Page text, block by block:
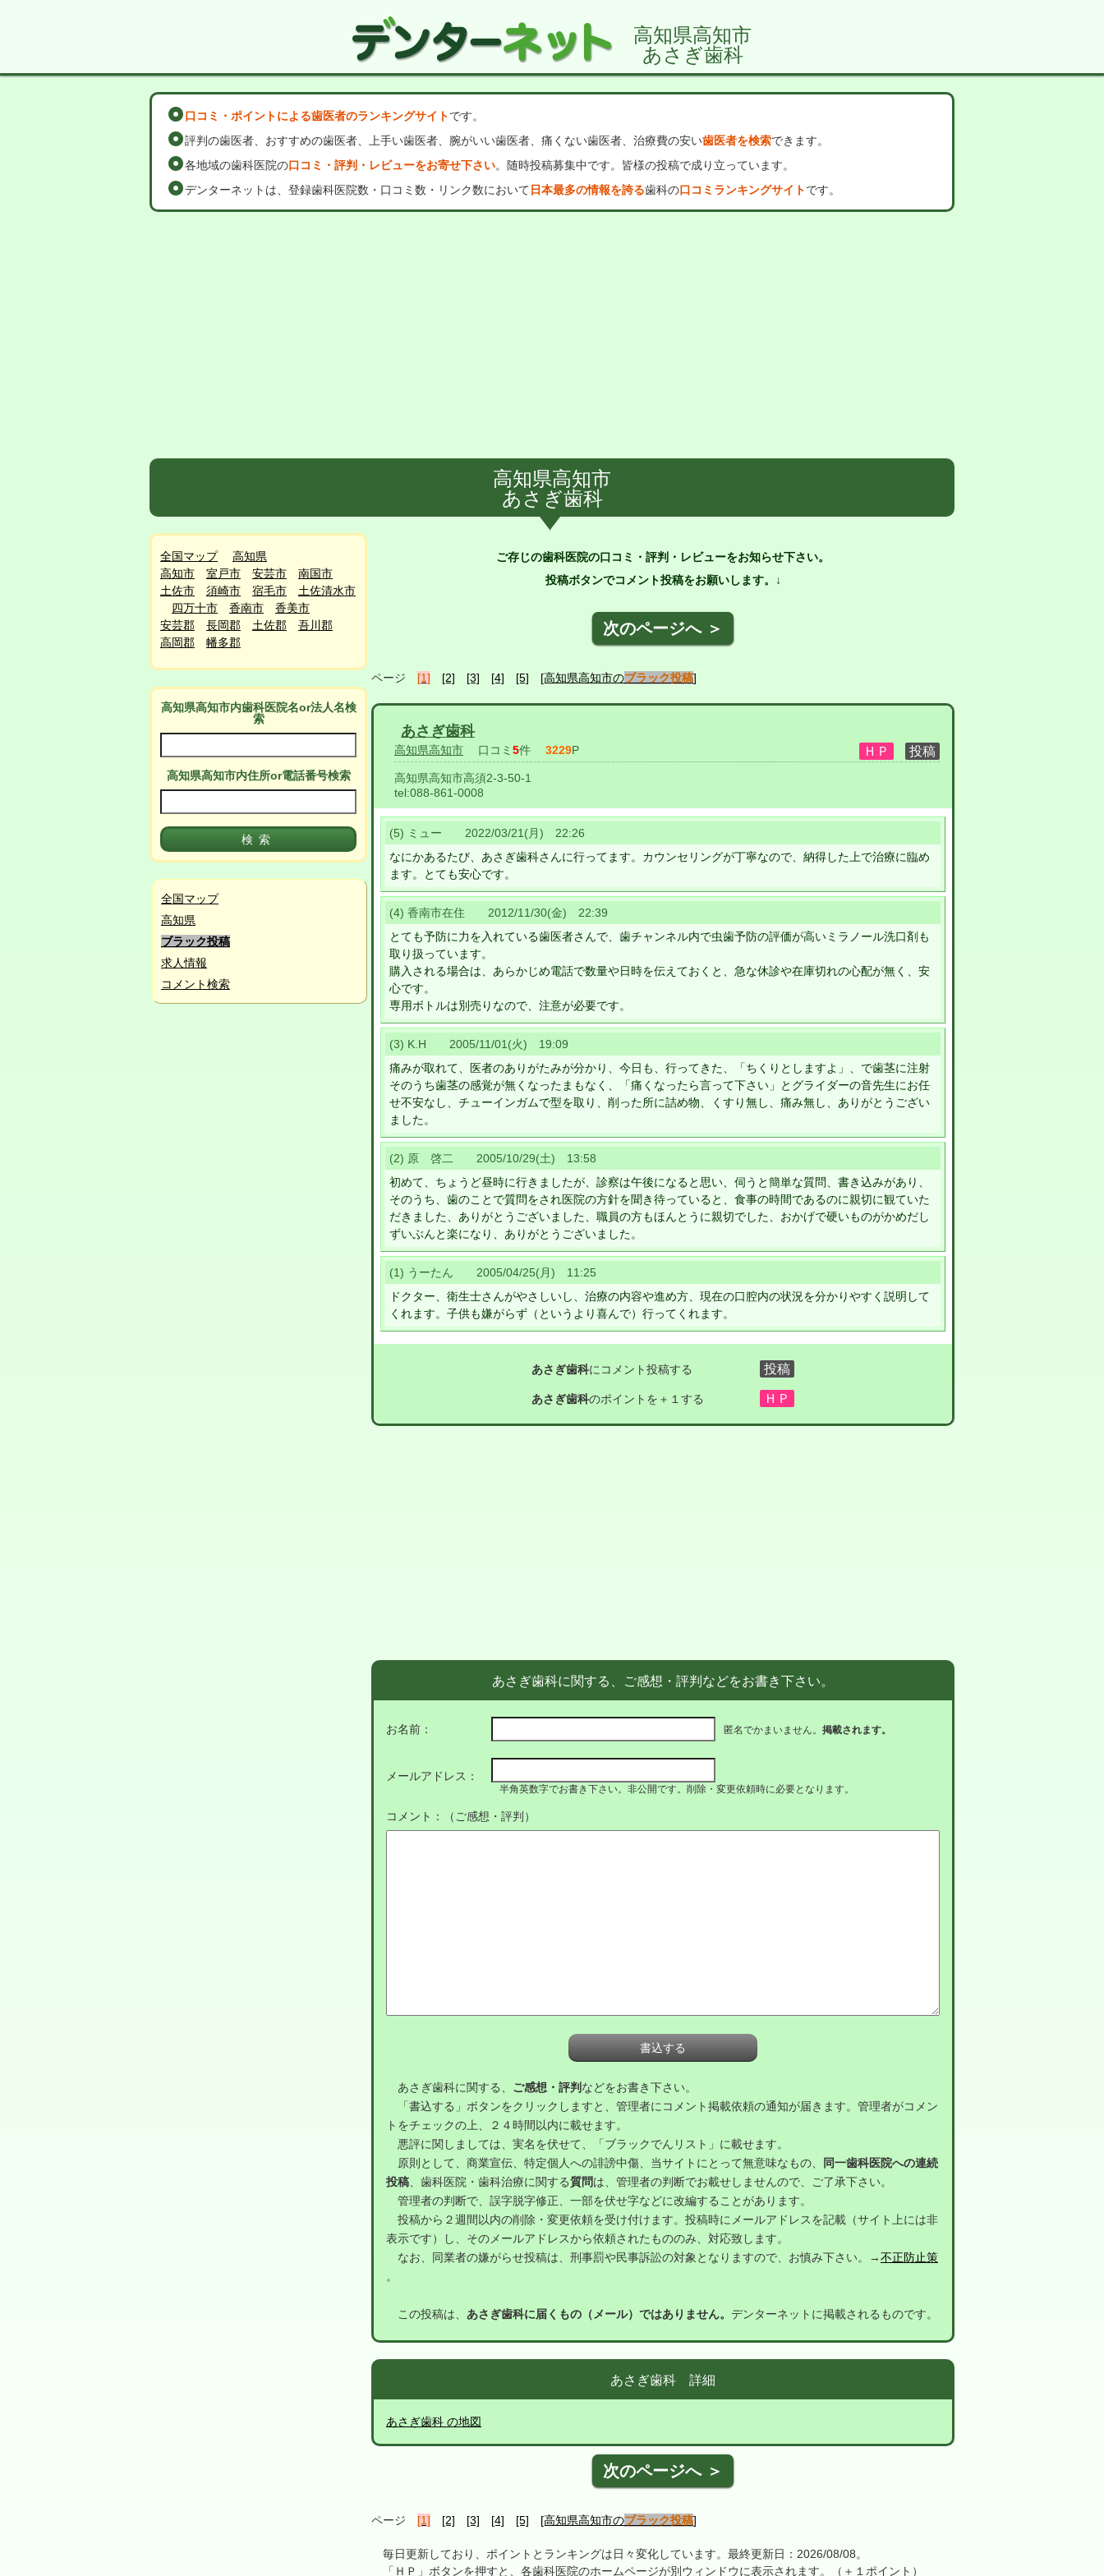
高知県高知市
あさぎ歯科
口コミ・ポイントによる歯医者のランキングサイトです。
評判の歯医者、おすすめの歯医者、上手い歯医者、腕がいい歯医者、痛くない歯医者、治療費の安い歯医者を検索できます。
各地域の歯科医院の口コミ・評判・レビューをお寄せ下さい。随時投稿募集中です。皆様の投稿で成り立っています。
デンターネットは、登録歯科医院数・口コミ数・リンク数において 日本最多の情報を誇る歯科の口コミランキングサイトです。
高知県高知市
あさぎ歯科
全国マップ
高知県
高知市
室戸市 安芸市
南国市
土佐市
須崎市 宿毛市
土佐清水市
四万十市
香南市
香美市
安芸郡
長岡郡 土佐郡
吾川郡
高岡郡
幡多郡
高知県高知市内歯科医院名or法人名検
索
高知県高知市内住所or電話番号検索
全国マップ
高知県
ブラック投稿
求人情報
コメント検索
ご存じの歯科医院の口コミ・評判・レビューをお知らせ下さい。
投稿ボタンでコメント投稿をお願いします。↓
次のページへ ＞
ページ [1] [2] [3] [4] [5] [高知県高知市のブラック投稿]
あさぎ歯科
高知県高知市 口コミ 5件 3229P
高知県高知市高須2-3-50-1
tel:088-861-0008
(5) ミュー 2022/03/21(月) 22:26
なにかあるたび、あさぎ歯科さんに行ってます。カウンセリングが丁寧なので、納得した上で治療に臨め
ます。とても安心です。
(4) 香南市在住 2012/11/30(金) 22:39
とても予防に力を入れている歯医者さんで、歯チャンネル内で虫歯予防の評価が高いミラノール洗口剤も
取り扱っています。
購入される場合は、あらかじめ電話で数量や日時を伝えておくと、急な休診や在庫切れの心配が無く、安
心です。
専用ボトルは別売りなので、注意が必要です。
(3) K.H 2005/11/01(火) 19:09
痛みが取れて、医者のありがたみが分かり、今日も、行ってきた、「ちくりとしますよ」、で歯茎に注射
そのうち歯茎の感覚が無くなったまもなく、「痛くなったら言って下さい」とグライダーの音先生にお任
せ不安なし、チューインガムで型を取り、削った所に詰め物、くすり無し、痛み無し、ありがとうござい
ました。
(2) 原 啓二 2005/10/29(土) 13:58
初めて、ちょうど昼時に行きましたが、診察は午後になると思い、伺うと簡単な質問、書き込みがあり、
そのうち、歯のことで質問をされ医院の方針を聞き待っていると、食事の時間であるのに親切に観ていた
だきました、ありがとうございました、職員の方もほんとうに親切でした、おかげで硬いものがかめだし
ずいぶんと楽になり、ありがとうございました。
(1) うーたん 2005/04/25(月) 11:25
ドクター、衛生士さんがやさしいし、治療の内容や進め方、現在の口腔内の状況を分かりやすく説明して
くれます。子供も嫌がらず（というより喜んで）行ってくれます。
あさぎ歯科にコメント投稿する
あさぎ歯科のポイントを＋１する
あさぎ歯科に関する、ご感想・評判などをお書き下さい。
お名前： 匿名でかまいません。 掲載されます。
メールアドレス：
半角英数字でお書き下さい。非公開です。削除・変更依頼時に必要となります。
コメント：（ご感想・評判）
あさぎ歯科に関する、 ご感想・評判 などをお書き下さい。
「書込する」ボタンをクリックしますと、管理者にコメント掲載依頼の通知が届きます。管理者がコメン
トをチェックの上、２４時間以内に載せます。
悪評に関しましては、実名を伏せて、「ブラックでんリスト」に載せます。
原則として、商業宣伝、特定個人への誹謗中傷、当サイトにとって無意味なもの、
同一歯科医院への連続
投稿 、歯科医院・歯科治療に関する質問は、管理者の判断でお載せしませんので、ご了承下さい。
管理者の判断で、誤字脱字修正、一部を伏せ字などに改編することがあります。
投稿から２週間以内の削除・変更依頼を受け付けます。投稿時にメールアドレスを記載（サイト上には非
表示です）し、そのメールアドレスから依頼されたもののみ、対応致します。
なお、同業者の嫌がらせ投稿は、刑事罰や民事訴訟の対象となりますので、お慎み下さい。→不正防止策
。
この投稿は、 あさぎ歯科に届くもの（メール）ではありません。 デンターネットに掲載されるものです。
あさぎ歯科 詳細
あさぎ歯科 の地図
次のページへ ＞
ページ [1] [2] [3] [4] [5] [高知県高知市のブラック投稿]
毎日更新しており、ポイントとランキングは日々変化しています。最終更新日：2026/08/08。
「ＨＰ」ボタンを押すと、各歯科医院のホームページが別ウィンドウに表示されます。（＋１ポイント）